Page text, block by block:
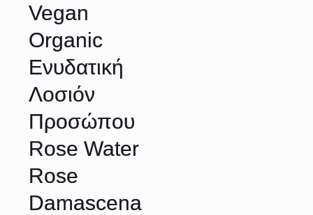
Vegan
Organic
Ενυδατική
Λοσιόν
Προσώπου
Rose Water
Rose
Damascena